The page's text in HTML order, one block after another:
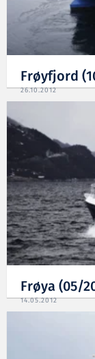
Frøyfjord
26.10.2012
Frøya (05/
14.05.2012